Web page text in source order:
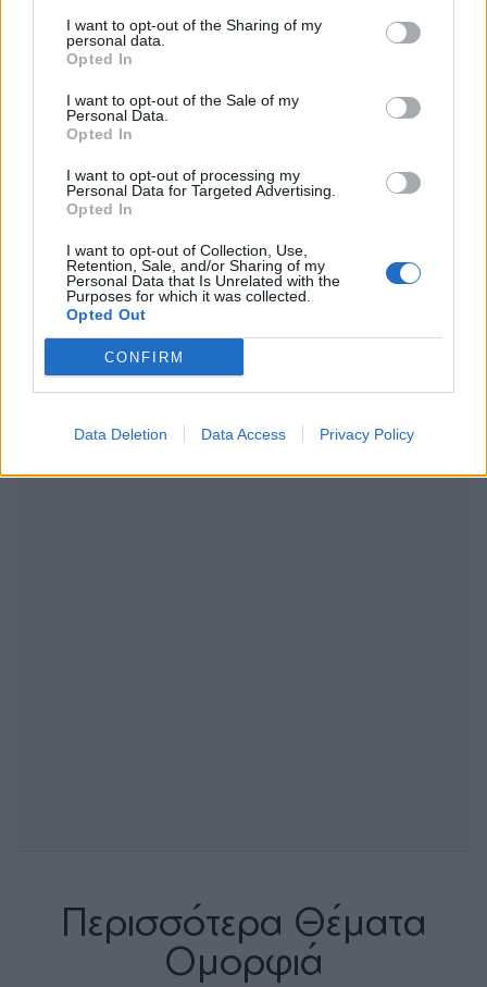
I want to opt-out of the Sharing of my
personal data.
Opted In
I want to opt-out of the Sale of my
Personal Data.
Opted In
I want to opt-out of processing my
Personal Data for Targeted Advertising.
Opted In
I want to opt-out of Collection, Use,
Retention, Sale, and/or Sharing of my
Personal Data that Is Unrelated with the
Purposes for which it was collected.
Opted Out
CONFIRM
Data Deletion Data Access Privacy Policy
μάθετε πρώτοιτα πιο hot νέα.
Ακολουθήστε το Pink.gr και στο
ΔΙΑΦΗΜΙΣΗ
Περισσότερα Θέματα
Ομορφιά